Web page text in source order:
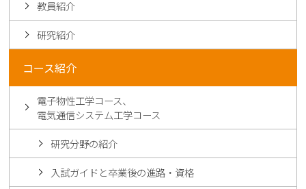
教員紹介
研究紹介
コース紹介
電子物性工学コース、
電気通信システム工学コース
研究分野の紹介
入試ガイドと卒業後の進路・資格